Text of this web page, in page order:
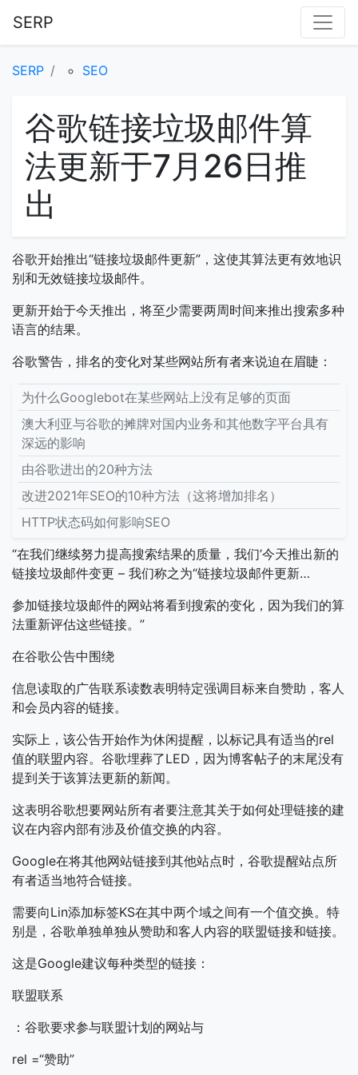
SERP
SERP SEO
谷歌链接垃圾邮件算
法更新于7月26日推
出
谷歌开始推出“链接垃圾邮件更新”，这使其算法更有效地识
别和无效链接垃圾邮件。
更新开始于今天推出，将至少需要两周时间来推出搜索多种
语言的结果。
谷歌警告，排名的变化对某些网站所有者来说迫在眉睫：
为什么Googlebot在某些网站上没有足够的页面
澳大利亚与谷歌的摊牌对国内业务和其他数字平台具有
深远的影响
由谷歌进出的20种方法
改进2021年SEO的10种方法（这将增加排名）
HTTP状态码如何影响SEO
“在我们继续努力提高搜索结果的质量，我们’今天​​推出新的
链接垃圾邮件变更 – 我们称之为“链接垃圾邮件更新…
参加链接垃圾邮件的网站将看到搜索的变化，因为我们的算
法重新评估这些链接。”
在谷歌公告中围绕
信息读取的广告联系读数表明特定强调目标来自赞助，客人
和会员内容的链接。
实际上，该公告开始作为休闲提醒，以标记具有适当的rel
值的联盟内容。谷歌埋葬了LED，因为博客帖子的末尾没有
提到关于该算法更新的新闻。
这表明谷歌想要网站所有者要注意其关于如何处理链接的建
议在内容内部有涉及价值交换的内容。
Google在将其他网站链接到其他站点时，谷歌提醒站点所
有者适当地符合链接。
需要向Lin添加标签KS在其中两个域之间有一个值交换。特
别是，谷歌单独单独从赞助和客人内容的联盟链接和链接。
这是Google建议每种类型的链接：
联盟联系
：谷歌要求参与联盟计划的网站与
rel =“赞助”